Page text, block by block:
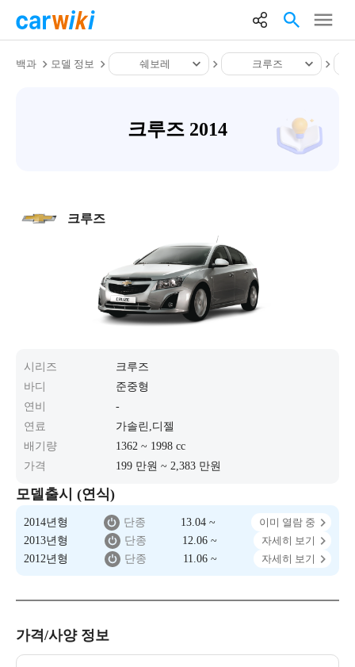
백과 모델 정보 쉐보레 크루즈
크루즈 2014
크루즈
시리즈
크루즈
바디
준중형
연비
-
연료
가솔린,디젤
배기량
1362 ~ 1998 cc
가격
199 만원 ~ 2,383 만원
모델출시 (연식)
2014년형 단종 13.04 ~
이미 열람 중
2013년형
단종 12.06 ~
자세히 보기
2012년형
단종 11.06 ~ 자세히 보기
가격/사양 정보